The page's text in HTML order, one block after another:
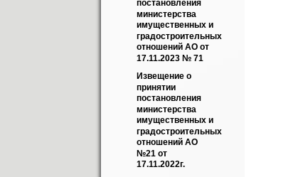
постановления
министерства
имущественных и
градостроительных
отношений АО от
17.11.2023 № 71
Извещение о
принятии
постановления
министерства
имущественных и
градостроительных
отношений АО
№21 от
17.11.2022г.